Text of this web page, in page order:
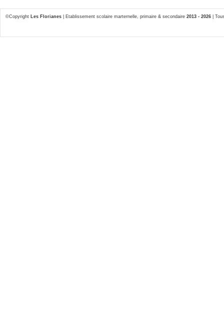
©Copyright Les Florianes | Etablissement scolaire marternelle, primaire & secondaire 2013 - 2026 |